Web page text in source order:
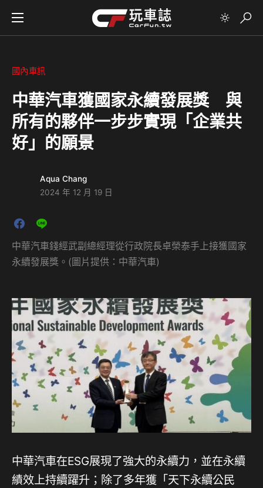
國內車訊
中華汽車獲國家永續發展獎 與
所有的夥伴一步步實現「企業共
好」的願景
Aqua Chang
2024 年 12 月 19 日
中華汽車錢經武副總經理從行政院長卓榮泰手上接獲國家
永續發展獎。(圖片提供：中華汽車)
中華汽車在ESG展現了強大的永續力，並在永續
績效上持續躍升；除了多年獲「天下永續公民